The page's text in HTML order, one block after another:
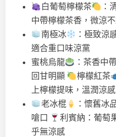
白葡萄檸檬茶
：
中帶檸檬茶香，微涼
南極冰
：極致涼
適合重口味涼黨
蜜桃烏龍
：茶香中
回甘明顯
檸檬紅茶
上檸檬提味，溫潤涼感
老冰棍
：懷舊冰
嗆口
利賓納：葡萄
乎無涼感